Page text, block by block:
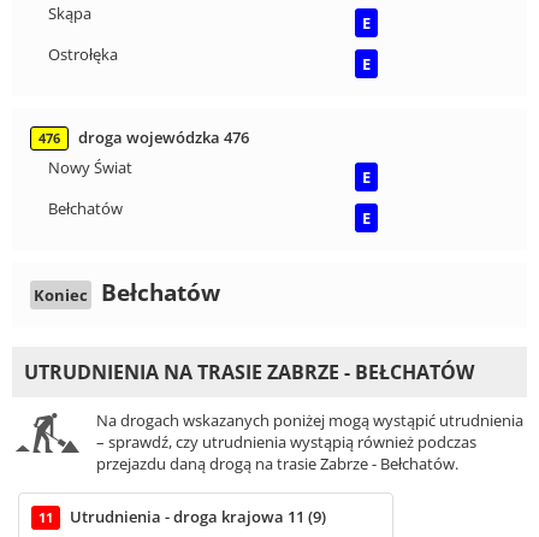
Skąpa
E
Ostrołęka
E
476
droga wojewódzka 476
Nowy Świat
E
Bełchatów
E
Koniec Bełchatów
UTRUDNIENIA NA TRASIE ZABRZE - BEŁCHATÓW
Na drogach wskazanych poniżej mogą wystąpić utrudnienia
– sprawdź, czy utrudnienia wystąpią również podczas
przejazdu daną drogą na trasie Zabrze - Bełchatów.
11 Utrudnienia - droga krajowa 11 (9)